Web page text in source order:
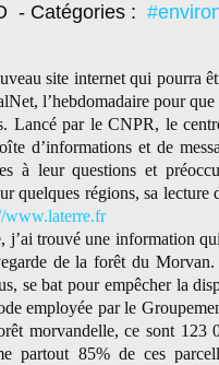
- Catégories :
site internet qui pourra
l’hebdomadaire pour
Lancé par le CNPR, le
d’informations et de
à leur questions et
quelques régions, sa lecture
www.laterre.fr
j’ai trouvé une information
de la forêt du
se bat pour empêcher la
employée par le
morvandelle, ce sont 123
partout 85% de ces